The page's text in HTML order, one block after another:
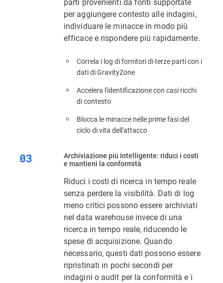
per aggiungere contesto alle indagini,
individuare le minacce in modo più
efficace e rispondere più rapidamente.
Correla i log di fornitori di terze parti con i
dati di GravityZone
Accelera l'identificazione con casi ricchi
di contesto
Blocca le minacce nelle prime fasi del
ciclo di vita dell'attacco
Archiviazione più intelligente: riduci i costi
e mantieni la conformità
Riduci i costi di ricerca in tempo reale
senza perdere la visibilità. Dati di log
meno critici possono essere archiviati
nel data warehouse invece di una
ricerca in tempo reale, riducendo le
spese di acquisizione. Quando
necessario, questi dati possono essere
ripristinati in pochi secondi per
indagini o audit per la conformità e i